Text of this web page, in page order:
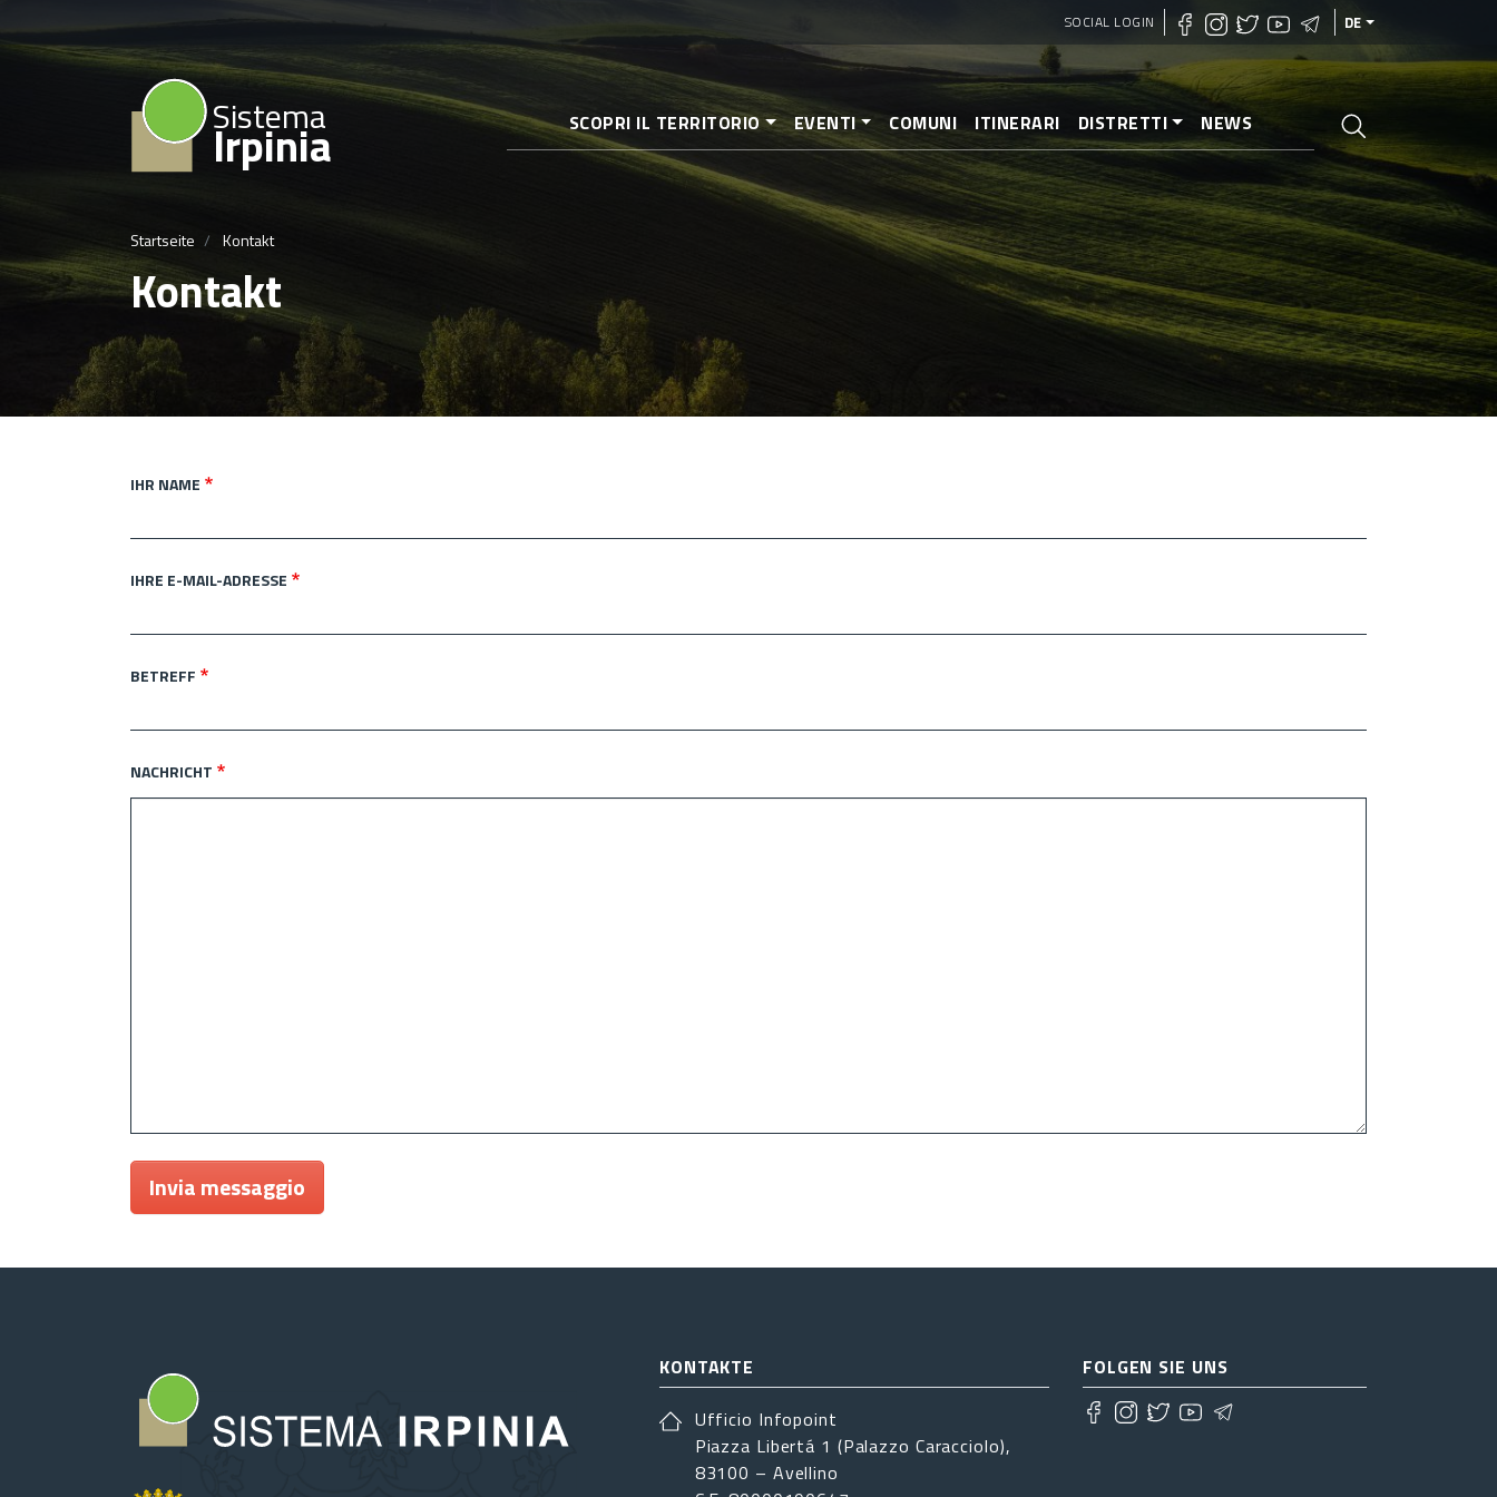
zum
SOCIAL LOGIN DE
Sistema
Irpinia SCOPRI IL TERRITORIO EVENTI COMUNI ITINERARI DISTRETTI NEWS
Startseite Kontakt
Kontakt
IHR NAME
IHRE E-MAIL-ADRESSE
BETREFF
NACHRICHT
Invia messaggio
KONTAKTE
Ufficio Infopoint
Piazza Libertá 1 (Palazzo Caracciolo),
83100 – Avellino
FOLGEN SIE UNS